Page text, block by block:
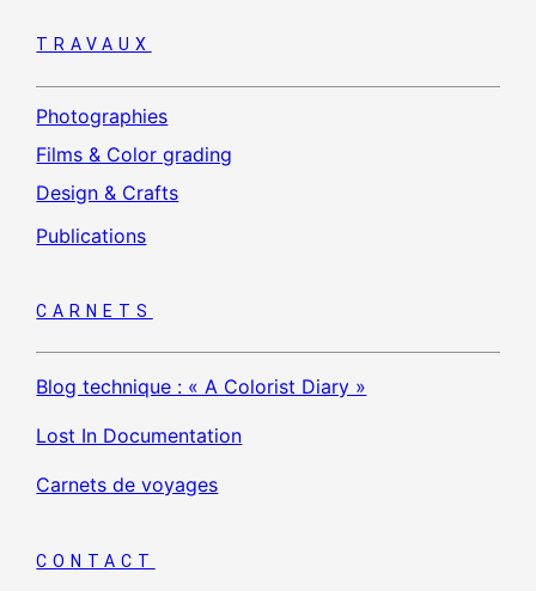
TRAVAUX
Photographies
Films & Color grading
Design & Crafts
Publications
CARNETS
Blog technique : « A Colorist Diary »
Lost In Documentation
Carnets de voyages
CONTACT